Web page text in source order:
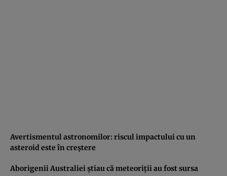
Avertismentul astronomilor: riscul impactului cu un
asteroid este în creştere
Aborigenii Australiei ştiau că meteoriţii au fost sursa